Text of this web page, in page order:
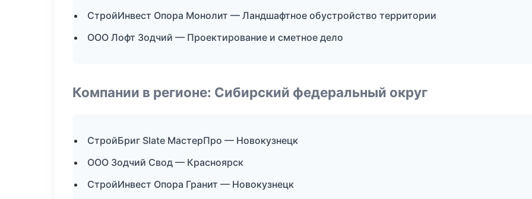
СтройИнвест Опора Монолит — Ландшафтное обустройство территории
ООО Лофт Зодчий — Проектирование и сметное дело
Компании в регионе: Сибирский федеральный округ
СтройБриг Slate МастерПро — Новокузнецк
ООО Зодчий Свод — Красноярск
СтройИнвест Опора Гранит — Новокузнецк